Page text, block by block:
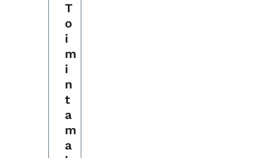
T
o
i
m
i
n
t
a
m
a